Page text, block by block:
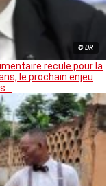
© DR
recule pour la
le prochain enjeu